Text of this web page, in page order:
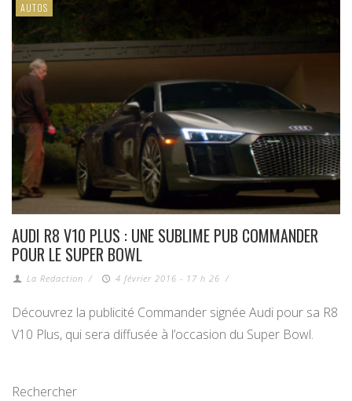
AUTOS
AUDI R8 V10 PLUS : UNE SUBLIME PUB COMMANDER
POUR LE SUPER BOWL
La Redaction / 4 février 2016 - 17 h 26 /
Découvrez la publicité Commander signée Audi pour sa R8
V10 Plus, qui sera diffusée à l’occasion du Super Bowl.
Rechercher